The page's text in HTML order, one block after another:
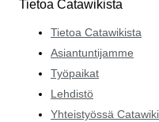
Tietoa Catawikista
Tietoa Catawikista
Asiantuntijamme
Työpaikat
Lehdistö
Yhteistyössä